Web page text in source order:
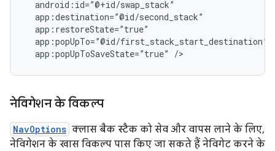
app:popUpToSaveState=”true”
नेविगेशन के विकल्प
NavOptions क्लास बैक स्टैक को सेव और वापस लाने के लिए,
नेविगेशन के खास विकल्प पास किए जा सकते हैं नेविगेट करने के